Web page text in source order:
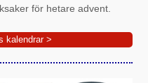
för hetare advent.
kalendrar >